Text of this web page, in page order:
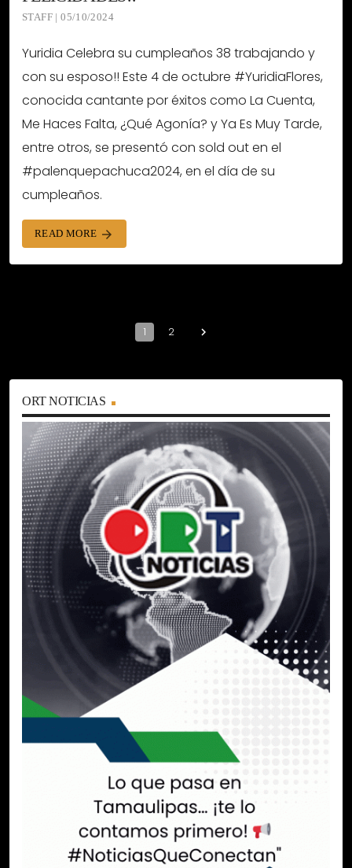
STAFF | 05/10/2024
Yuridia Celebra su cumpleaños 38 trabajando y
con su esposo!! Este 4 de octubre #YuridiaFlores,
conocida cantante por éxitos como La Cuenta,
Me Haces Falta, ¿Qué Agonía? y Ya Es Muy Tarde,
entre otros, se presentó con sold out en el
#palenquepachuca2024, en el día de su
cumpleaños.
READ MORE arrow_forward
1 2 navigate_next
ORT NOTICIAS